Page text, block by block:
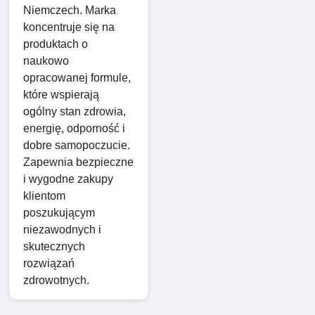
Niemczech. Marka
koncentruje się na
produktach o
naukowo
opracowanej formule,
które wspierają
ogólny stan zdrowia,
energię, odporność i
dobre samopoczucie.
Zapewnia bezpieczne
i wygodne zakupy
klientom
poszukującym
niezawodnych i
skutecznych
rozwiązań
zdrowotnych.